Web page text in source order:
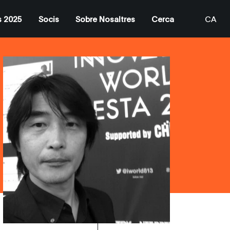
2025 Socis Sobre Nosaltres Cerca
CA
ES